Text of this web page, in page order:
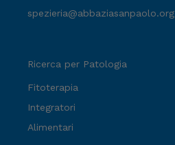
spezieria@abbaziasanpaolo.org
Ricerca per Patologia
Fitoterapia
Integratori
Alimentari